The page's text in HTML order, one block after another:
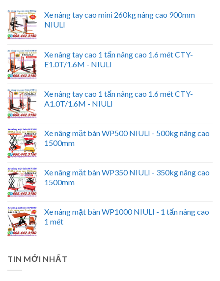
Xe nâng tay cao mini 260kg nâng cao 900mm
NIULI
Xe nâng tay cao 1 tấn nâng cao 1.6 mét CTY-
E1.0T/1.6M - NIULI
Xe nâng tay cao 1 tấn nâng cao 1.6 mét CTY-
A1.0T/1.6M - NIULI
Xe nâng mặt bàn WP500 NIULI - 500kg nâng cao
1500mm
Xe nâng mặt bàn WP350 NIULI - 350kg nâng cao
1500mm
Xe nâng mặt bàn WP1000 NIULI - 1 tấn nâng cao
1 mét
TIN MỚI NHẤT